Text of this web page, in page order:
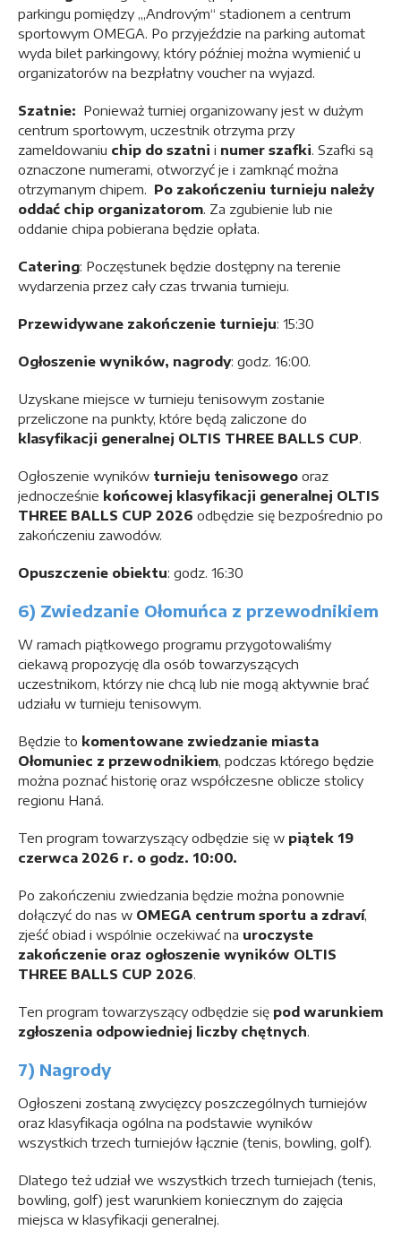
parkingu pomiędzy ,„Androvým“ stadionem a centrum
sportowym OMEGA. Po przyjeździe na parking automat
wyda bilet parkingowy, który później można wymienić u
organizatorów na bezpłatny voucher na wyjazd.
Szatnie: Ponieważ turniej organizowany jest w dużym
centrum sportowym, uczestnik otrzyma przy
zameldowaniu chip do szatni i numer szafki . Szafki są
oznaczone numerami, otworzyć je i zamknąć można
otrzymanym chipem. Po zakończeniu turnieju należy
oddać chip organizatorom . Za zgubienie lub nie
oddanie chipa pobierana będzie opłata.
Catering: Poczęstunek będzie dostępny na terenie
wydarzenia przez cały czas trwania turnieju.
Przewidywane zakończenie turnieju: 15:30
Ogłoszenie wyników, nagrody: godz. 16:00.
Uzyskane miejsce w turnieju tenisowym zostanie
przeliczone na punkty, które będą zaliczone do
klasyfikacji generalnej OLTIS THREE BALLS CUP
Ogłoszenie wyników turnieju tenisowego oraz
jednocześnie końcowej klasyfikacji generalnej OLTIS
THREE BALLS CUP 2026 odbędzie się bezpośrednio po
zakończeniu zawodów.
Opuszczenie obiektu: godz. 16:30
6) Zwiedzanie Ołomuńca z przewodnikiem
W ramach piątkowego programu przygotowaliśmy
ciekawą propozycję dla osób towarzyszących
uczestnikom, którzy nie chcą lub nie mogą aktywnie brać
udziału w turnieju tenisowym.
Będzie to komentowane zwiedzanie miasta
Ołomuniec z przewodnikiem , podczas którego będzie
można poznać historię oraz współczesne oblicze stolicy
regionu Haná.
Ten program towarzyszący odbędzie się w piątek 19
czerwca 2026 r. o godz. 10:00.
Po zakończeniu zwiedzania będzie można ponownie
dołączyć do nas w OMEGA centrum sportu a zdraví,
zjeść obiad i wspólnie oczekiwać na uroczyste
zakończenie oraz ogłoszenie wyników OLTIS
THREE BALLS CUP 2026
Ten program towarzyszący odbędzie się pod warunkiem
zgłoszenia odpowiedniej liczby chętnych
7) Nagrody
Ogłoszeni zostaną zwycięzcy poszczególnych turniejów
oraz klasyfikacja ogólna na podstawie wyników
wszystkich trzech turniejów łącznie (tenis, bowling, golf).
Dlatego też udział we wszystkich trzech turniejach (tenis,
bowling, golf) jest warunkiem koniecznym do zajęcia
miejsca w klasyfikacji generalnej.